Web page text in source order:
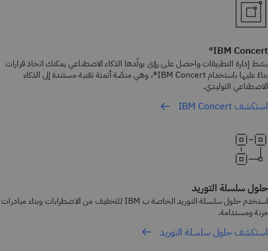
IBM Concert®
بسّط إدارة التطبيقات واحصل على رؤى يولّدها الذكاء الاصطناعي يمكنك اتخاذ قرارات
بناءً عليها باستخدام IBM Concert®، وهي منصّة أتمتة تقنية مستندة إلى الذكاء
الاصطناعي التوليدي.
استكشف IBM Concert
حلول سلسلة التوريد
استخدم حلول سلسلة التوريد الخاصة ب IBM للتخفيف من الاضطرابات وبناء مبادرات
مرنة ومستدامة.
استكشف حلول سلسلة التوريد